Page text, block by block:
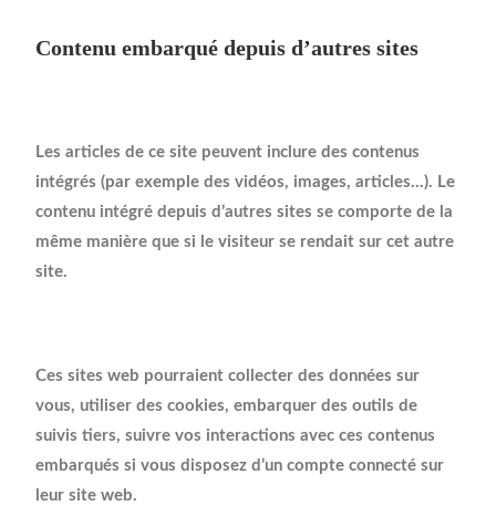
Contenu embarqué depuis d’autres sites
Les articles de ce site peuvent inclure des contenus
intégrés (par exemple des vidéos, images, articles…). Le
contenu intégré depuis d’autres sites se comporte de la
même manière que si le visiteur se rendait sur cet autre
site.
Ces sites web pourraient collecter des données sur
vous, utiliser des cookies, embarquer des outils de
suivis tiers, suivre vos interactions avec ces contenus
embarqués si vous disposez d’un compte connecté sur
leur site web.